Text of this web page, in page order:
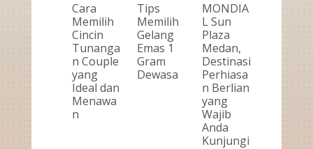
Cara
Memilih
Cincin
Tunanga
n Couple
yang
Ideal dan
Menawa
n
Tips
Memilih
Gelang
Emas 1
Gram
Dewasa
MONDIA
L Sun
Plaza
Medan,
Destinasi
Perhiasa
n Berlian
yang
Wajib
Anda
Kunjungi